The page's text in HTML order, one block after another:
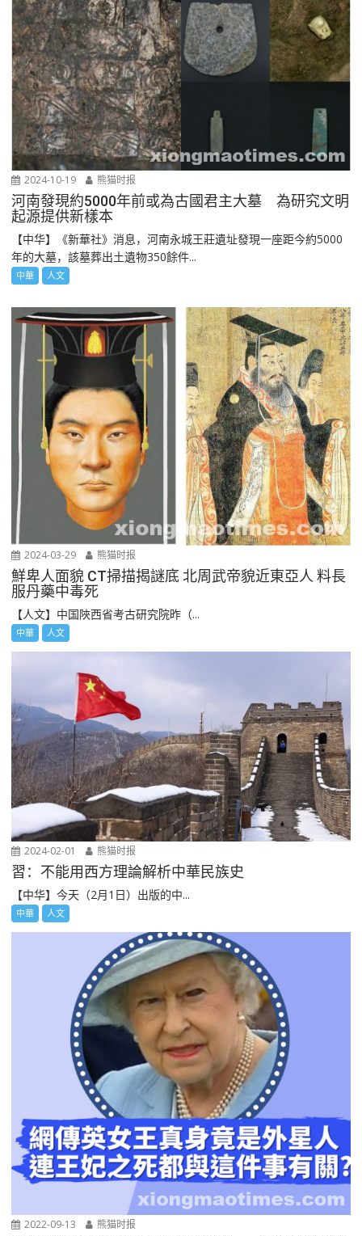
2024-10-19 熊猫时报
河南發現約5000年前或為古國君主大墓 為研究文明
起源提供新樣本
【中华】《新華社》消息，河南永城王莊遺址發現一座距今約5000
年的大墓，該墓葬出土遺物350餘件...
中華 人文
2024-03-29 熊猫时报
鮮卑人面貌 CT掃描揭謎底 北周武帝貌近東亞人 料長
服丹藥中毒死
【人文】中国陜西省考古研究院昨（...
中華 人文
2024-02-01 熊猫时报
習：不能用西方理論解析中華民族史
【中华】今天（2月1日）出版的中...
中華 人文
2022-09-13 熊猫时报